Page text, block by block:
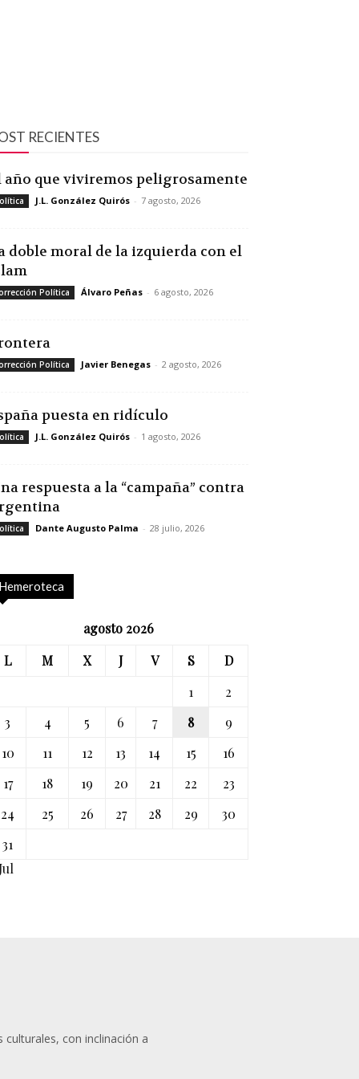
RECIENTES
año que viviremos peligrosamente
J.L. González Quirós - 7 agosto, 2026
doble moral de la izquierda con el
Política Álvaro Peñas - 6 agosto, 2026
Política Javier Benegas - 2 agosto, 2026
puesta en ridículo
J.L. González Quirós - 1 agosto, 2026
respuesta a la “campaña” contra
Dante Augusto Palma - 28 julio, 2026
Hemeroteca
agosto 2026
L
M X J V S
D
1
2
3
4 5 6 7 8
9
10
11 12 13 14 15
16
17
18 19 20 21 22
23
24
25 26 27 28 29
30
31
con inclinación a